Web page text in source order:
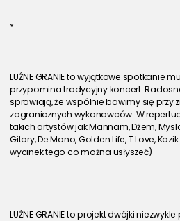
*
LUŹNE GRANIE to wyjątkowe spotkanie
przypomina tradycyjny koncert.
sprawiają, że wspólnie bawimy się przy
zagranicznych wykonawców. W
takich artystów jak Mannam, Dżem,
Gitary, De Mono, Golden Life, T.Love,
wycinek tego co można usłyszeć)
LUŹNE GRANIE to projekt dwójki